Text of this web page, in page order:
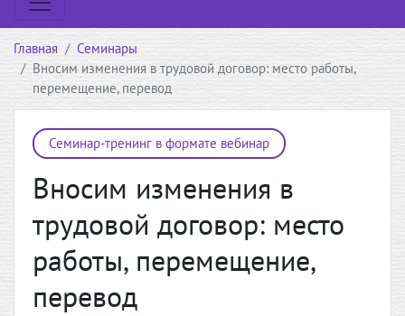
Главная
Семинары
Вносим изменения в трудовой договор: место работы,
перемещение, перевод
Семинар-тренинг в формате вебинар
Вносим изменения в
трудовой договор: место
работы, перемещение,
перевод